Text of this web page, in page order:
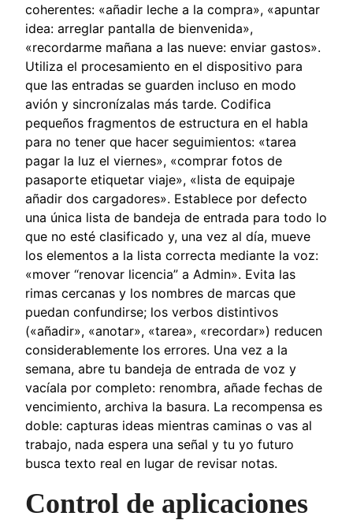
coherentes: «añadir leche a la compra», «apuntar
idea: arreglar pantalla de bienvenida»,
«recordarme mañana a las nueve: enviar gastos».
Utiliza el procesamiento en el dispositivo para
que las entradas se guarden incluso en modo
avión y sincronízalas más tarde. Codifica
pequeños fragmentos de estructura en el habla
para no tener que hacer seguimientos: «tarea
pagar la luz el viernes», «comprar fotos de
pasaporte etiquetar viaje», «lista de equipaje
añadir dos cargadores». Establece por defecto
una única lista de bandeja de entrada para todo lo
que no esté clasificado y, una vez al día, mueve
los elementos a la lista correcta mediante la voz:
«mover “renovar licencia” a Admin». Evita las
rimas cercanas y los nombres de marcas que
puedan confundirse; los verbos distintivos
(«añadir», «anotar», «tarea», «recordar») reducen
considerablemente los errores. Una vez a la
semana, abre tu bandeja de entrada de voz y
vacíala por completo: renombra, añade fechas de
vencimiento, archiva la basura. La recompensa es
doble: capturas ideas mientras caminas o vas al
trabajo, nada espera una señal y tu yo futuro
busca texto real en lugar de revisar notas.
Control de aplicaciones